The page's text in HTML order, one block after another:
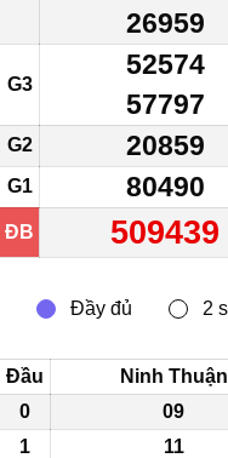
26959
G3
52574
57797
G2 20859
G1 80490
ĐB 509439
Đầu Ninh Thuận
0
09
1
11